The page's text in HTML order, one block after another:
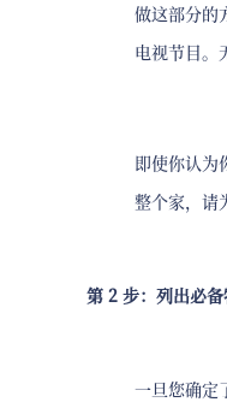
做这部分的
电视节目。
即使你认为
整个家，请
第 2 步：列出必备
一旦您确定